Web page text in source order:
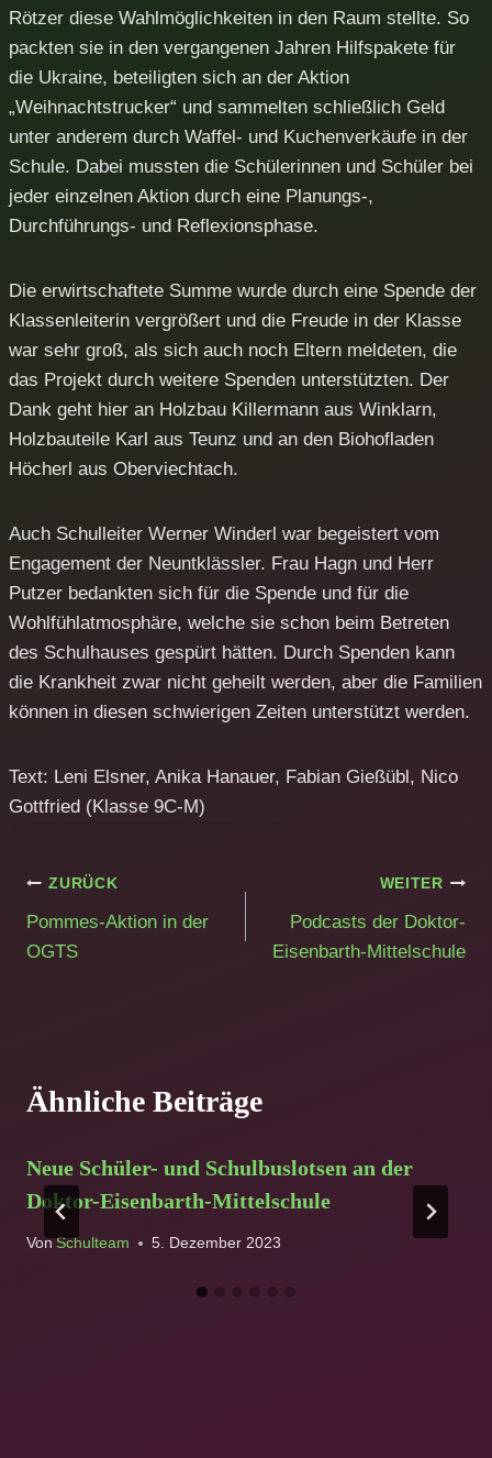
Rötzer diese Wahlmöglichkeiten in den Raum stellte. So
packten sie in den vergangenen Jahren Hilfspakete für
die Ukraine, beteiligten sich an der Aktion
„Weihnachtstrucker“ und sammelten schließlich Geld
unter anderem durch Waffel- und Kuchenverkäufe in der
Schule. Dabei mussten die Schülerinnen und Schüler bei
jeder einzelnen Aktion durch eine Planungs-,
Durchführungs- und Reflexionsphase.
Die erwirtschaftete Summe wurde durch eine Spende der
Klassenleiterin vergrößert und die Freude in der Klasse
war sehr groß, als sich auch noch Eltern meldeten, die
das Projekt durch weitere Spenden unterstützten. Der
Dank geht hier an Holzbau Killermann aus Winklarn,
Holzbauteile Karl aus Teunz und an den Biohofladen
Höcherl aus Oberviechtach.
Auch Schulleiter Werner Winderl war begeistert vom
Engagement der Neuntklässler. Frau Hagn und Herr
Putzer bedankten sich für die Spende und für die
Wohlfühlatmosphäre, welche sie schon beim Betreten
des Schulhauses gespürt hätten. Durch Spenden kann
die Krankheit zwar nicht geheilt werden, aber die Familien
können in diesen schwierigen Zeiten unterstützt werden.
Text: Leni Elsner, Anika Hanauer, Fabian Gießübl, Nico
Gottfried (Klasse 9C-M)
Beitragsnavigation
ZURÜCK
Pommes-Aktion in der
OGTS
WEITER
Podcasts der Doktor-
Eisenbarth-Mittelschule
Ähnliche Beiträge
Neue Schüler- und Schulbuslotsen an der
Doktor-Eisenbarth-Mittelschule
Von Schulteam 5. Dezember 2023